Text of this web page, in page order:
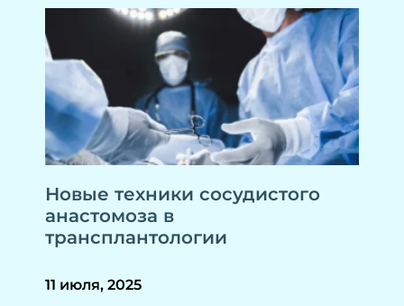
Новые техники сосудистого
анастомоза в
трансплантологии
11 июля, 2025